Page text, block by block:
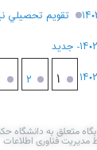
تقويم تحصيلي
۱ ۲
متعلق به دانشگاه
فناوری اطلاعات